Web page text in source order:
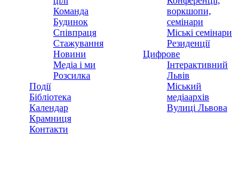
Команда
Будинок
Співпраця
Стажування
Новини
Медіа і ми
Розсилка
Події
Бібліотека
Календар
Крамниця
Контакти
воркшопи,
семінари
Міські семінари
Резиденції
Цифрове
Інтерактивний
Львів
Міський
медіаархів
Вулиці Львова